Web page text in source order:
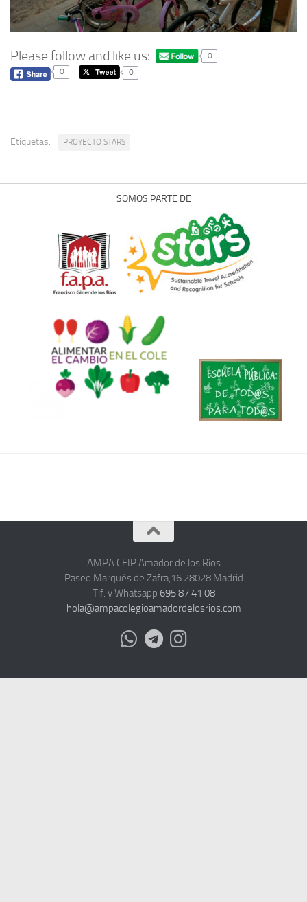
Please follow and like us:
0
0
0
Etiquetas: PROYECTO STARS
SOMOS PARTE DE
AMPA CEIP Amador de los Ríos
Paseo Marqués de Zafra,16 28028 Madrid
Tlf. y Whatsapp 695 87 41 08
hola@ampacolegioamadordelosrios.com